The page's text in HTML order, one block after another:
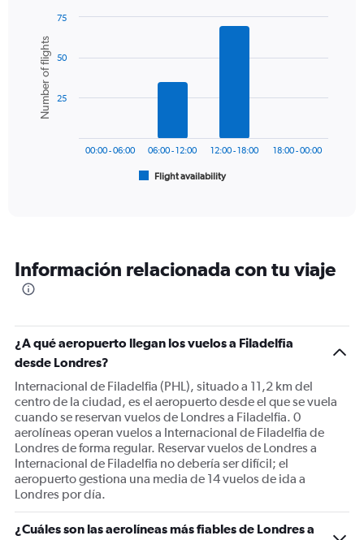
axis
displaying
values.
Range:
chart
with
bars.
The
categories.
The
Y
axis
displaying
Number
of
flights.
Range:
0
to
75.
Chart
graphic.
Number of flights
Flight availability
00:00 - 06:00 06:00 - 12:00 12:00 - 18:00 18:00 - 00:00
25
50
75
Información relacionada con tu viaje
¿A qué aeropuerto llegan los vuelos a Filadelfia
desde Londres?
Internacional de Filadelfia (PHL), situado a 11,2 km del
centro de la ciudad, es el aeropuerto desde el que se vuela
cuando se reservan vuelos de Londres a Filadelfia. 0
aerolíneas operan vuelos a Internacional de Filadelfia de
Londres de forma regular. Reservar vuelos de Londres a
Internacional de Filadelfia no debería ser difícil; el
aeropuerto gestiona una media de 14 vuelos de ida a
Londres por día.
¿Cuáles son las aerolíneas más fiables de Londres a